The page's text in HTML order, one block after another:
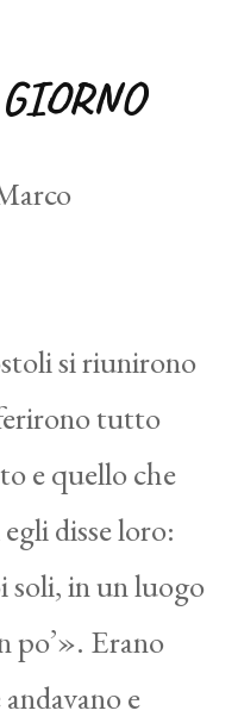
si riunirono
tutto
e quello che
disse loro:
soli, in un luogo
po’». Erano
e